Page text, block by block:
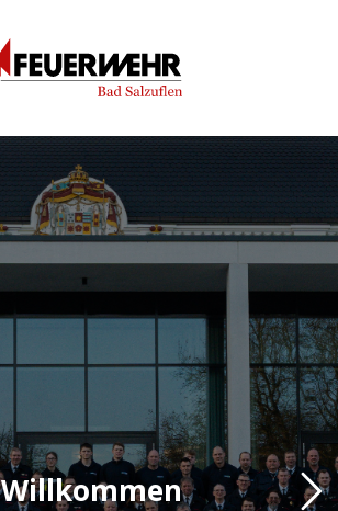
Willkommen